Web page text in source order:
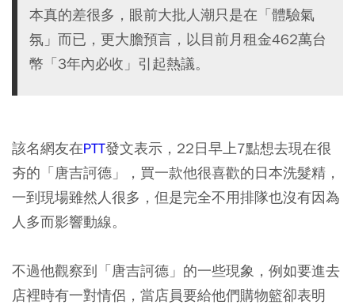
本真的差很多，眼前大批人潮只是在「體驗氣
氛」而已，更大膽預言，以目前月租金462萬台
幣「3年內必收」引起熱議。
該名網友在PTT發文表示，22日早上7點想去現在很
夯的「唐吉訶德」，買一款他很喜歡的日本洗髮精，
一到現場雖然人很多，但是完全不用排隊也沒有因為
人多而影響動線。
不過他觀察到「唐吉訶德」的一些現象，例如要進去
店裡時有一對情侶，當店員要給他們購物籃卻表明